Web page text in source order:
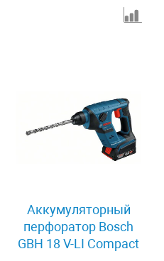
Аккумуляторный
перфоратор Bosch
GBH 18 V-LI Compact